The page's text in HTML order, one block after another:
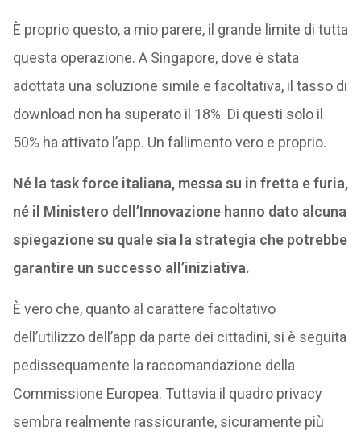
È proprio questo, a mio parere, il grande limite di tutta
questa operazione. A Singapore, dove è stata
adottata una soluzione simile e facoltativa, il tasso di
download non ha superato il 18%. Di questi solo il
50% ha attivato l’app. Un fallimento vero e proprio.
Né la task force italiana, messa su in fretta e furia,
né il Ministero dell’Innovazione hanno dato alcuna
spiegazione su quale sia la strategia che potrebbe
garantire un successo all’iniziativa.
È vero che, quanto al carattere facoltativo
dell’utilizzo dell’app da parte dei cittadini, si è seguita
pedissequamente la raccomandazione della
Commissione Europea. Tuttavia il quadro privacy
sembra realmente rassicurante, sicuramente più